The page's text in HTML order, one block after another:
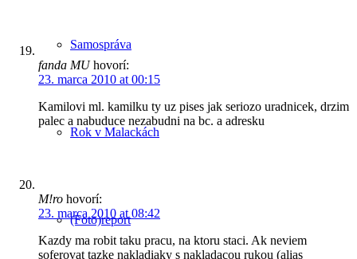
Samospráva
Rok v Malackách
(Foto)report
fanda MU hovorí:
23. marca 2010 at 00:15
Kamilovi ml. kamilku ty uz pises jak seriozo uradnicek, drzim
palec a nabuduce nezabudni na bc. a adresku
M!ro hovorí:
23. marca 2010 at 08:42
Kazdy ma robit taku pracu, na ktoru staci. Ak neviem
soferovat tazke nakladiaky s nakladacou rukou (alias